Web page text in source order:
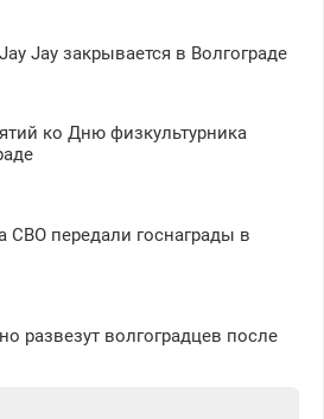
Jay закрывается в Волгограде
ко Дню физкультурника
СВО передали госнаграды в
развезут волгоградцев после